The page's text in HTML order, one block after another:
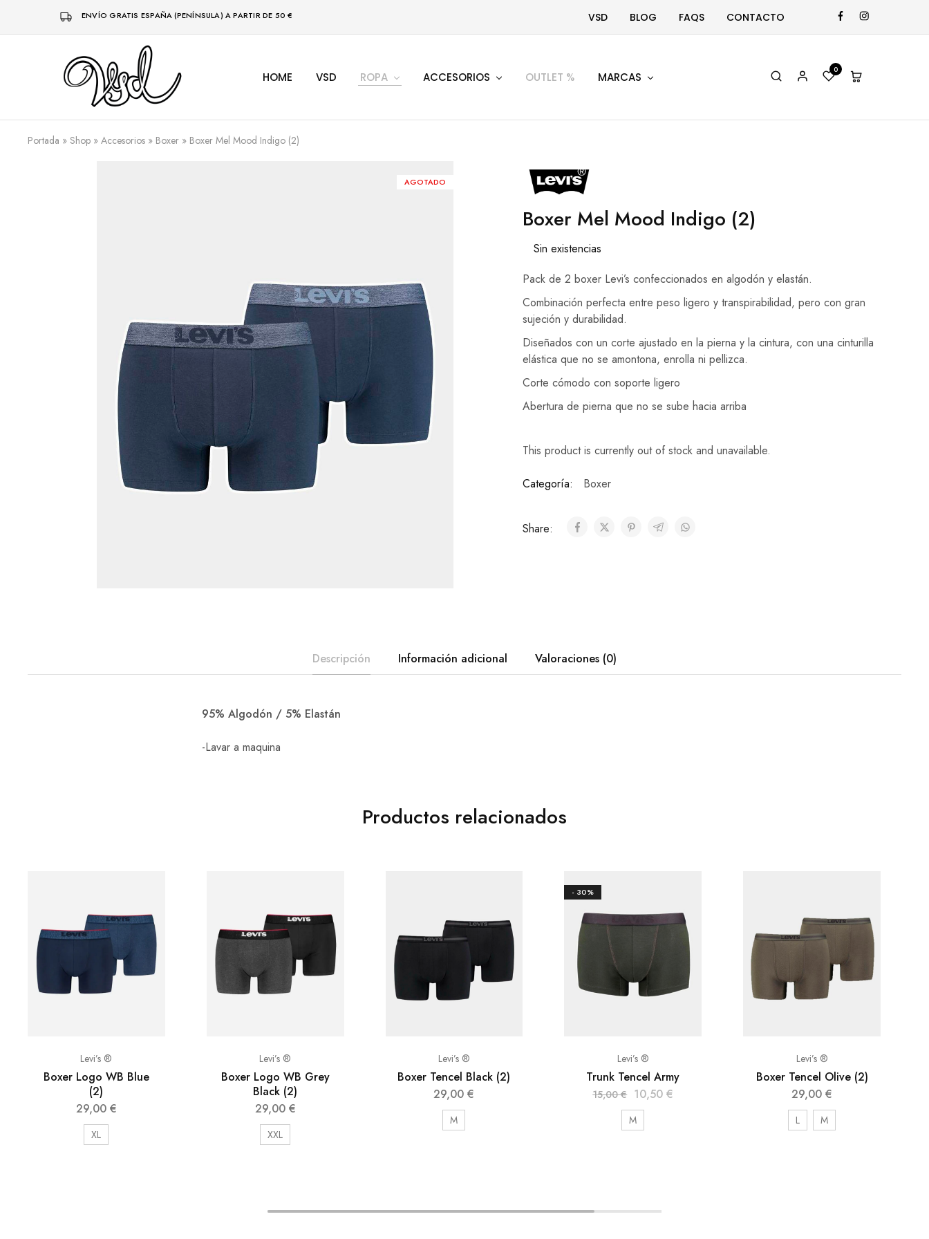
ENVÍO GRATIS ESPAÑA (PENÍNSULA) A PARTIR DE 50 € VSD BLOG FAQS CONTACTO
Vsd
Ropa
complementos
1996
HOME VSD ROPA ACCESORIOS OUTLET % MARCAS
0
Portada » Shop » Accesorios » Boxer » Boxer Mel Mood Indigo (2)
AGOTADO
Boxer Mel Mood Indigo (2)
Sin existencias
Pack de 2 boxer Levi’s confeccionados en algodón y elastán.
Combinación perfecta entre peso ligero y transpirabilidad, pero con gran
sujeción y durabilidad.
Diseñados con un corte ajustado en la pierna y la cintura, con una cinturilla
elástica que no se amontona, enrolla ni pellizca.
Corte cómodo con soporte ligero
Abertura de pierna que no se sube hacia arriba
This product is currently out of stock and unavailable.
Categoría: Boxer
Share:
Descripción Información adicional Valoraciones (0)
95% Algodón / 5% Elastán
-Lavar a maquina
Productos relacionados
Levi’s ®
Boxer Logo WB Blue
(2)
29,00 €
XL
Levi’s ®
Boxer Logo WB Grey
Black (2)
29,00 €
XXL
Levi’s ®
Boxer Tencel Black (2)
29,00€
M
- 30%
Levi’s ®
Trunk Tencel Army
15,00€ 10,50€
M
Levi’s ®
Boxer Tencel Olive (2)
29,00€
L M